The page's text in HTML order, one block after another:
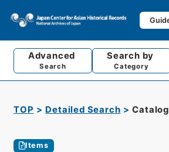
Advanced
Search
Search by
Category
TOP Detailed Search
Items